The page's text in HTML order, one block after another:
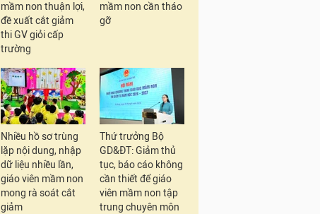
mầm non thuận lợi,
đề xuất cắt giảm
thi GV giỏi cấp
trường
mầm non cần tháo
gỡ
Nhiều hồ sơ trùng
lặp nội dung, nhập
dữ liệu nhiều lần,
giáo viên mầm non
mong rà soát cắt
giảm
Thứ trưởng Bộ
GD&ĐT: Giảm thủ
tục, báo cáo không
cần thiết để giáo
viên mầm non tập
trung chuyên môn